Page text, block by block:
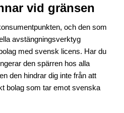
vid gränsen
och den som
avstängningsverktyg
med svensk licens. Har du
den spärren hos alla
den hindrar dig inte från att
bolag som tar emot svenska